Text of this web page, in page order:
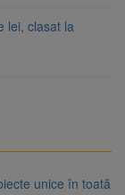
lei, clasat la
unice în toată